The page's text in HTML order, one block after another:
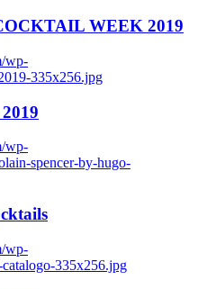
WEEK 2019
wp-
335x256.jpg
wp-
spencer-by-hugo-
wp-
335x256.jpg